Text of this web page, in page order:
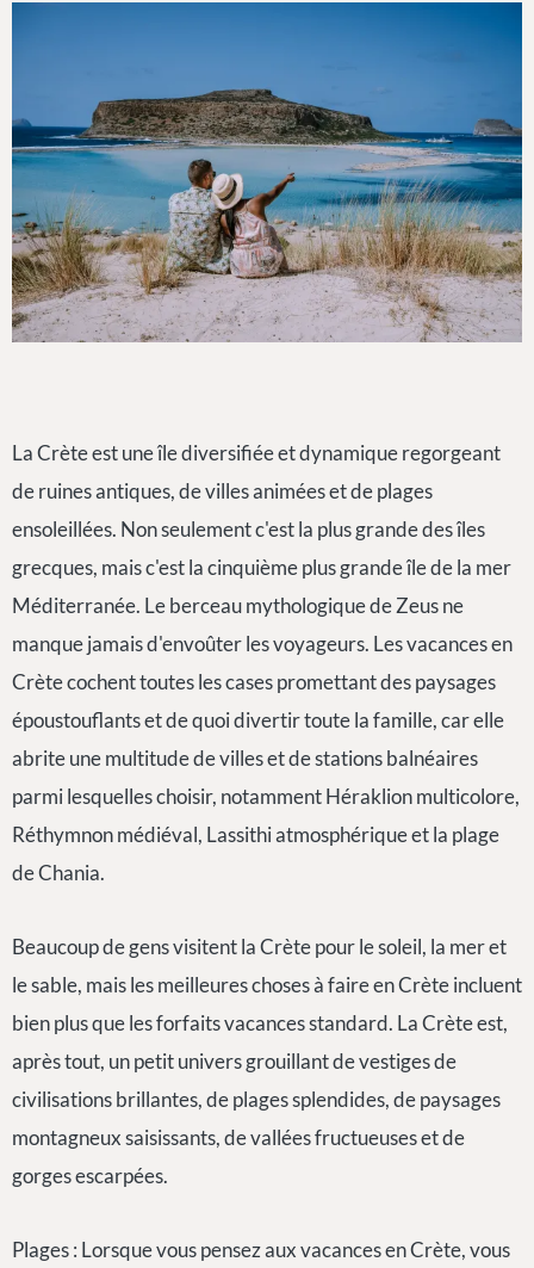
La Crète est une île diversifiée et dynamique regorgeant
de ruines antiques, de villes animées et de plages
ensoleillées. Non seulement c'est la plus grande des îles
grecques, mais c'est la cinquième plus grande île de la mer
Méditerranée. Le berceau mythologique de Zeus ne
manque jamais d'envoûter les voyageurs. Les vacances en
Crète cochent toutes les cases promettant des paysages
époustouflants et de quoi divertir toute la famille, car elle
abrite une multitude de villes et de stations balnéaires
parmi lesquelles choisir, notamment Héraklion multicolore,
Réthymnon médiéval, Lassithi atmosphérique et la plage
de Chania.
Beaucoup de gens visitent la Crète pour le soleil, la mer et
le sable, mais les meilleures choses à faire en Crète incluent
bien plus que les forfaits vacances standard. La Crète est,
après tout, un petit univers grouillant de vestiges de
civilisations brillantes, de plages splendides, de paysages
montagneux saisissants, de vallées fructueuses et de
gorges escarpées.
Plages : Lorsque vous pensez aux vacances en Crète, vous